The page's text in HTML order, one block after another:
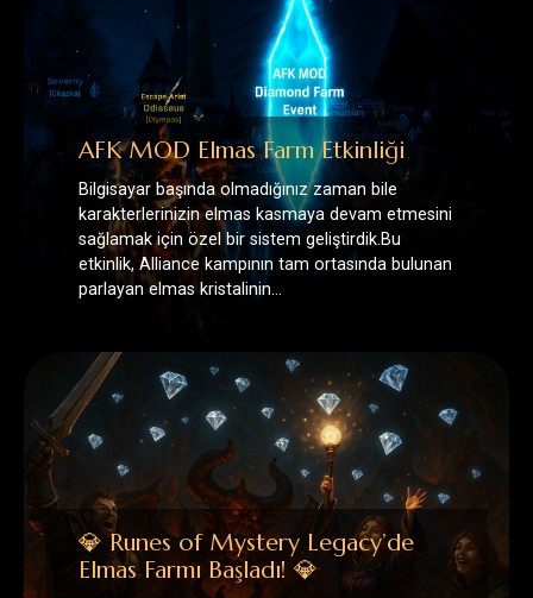
Bilgisayar başında olmadığınız zaman bile
karakterlerinizin elmas kasmaya devam etmesini
sağlamak için özel bir sistem geliştirdik.Bu
etkinlik, Alliance kampının tam ortasında bulunan
parlayan elmas kristalinin…
Elmas Farmı Başladı! 💎
Artık Runes of Mystery Legacy sunucusunda
tüm zindanlarda son boss’u keserek Elmas
(Diamond) kazanabilirsiniz! Zindanlara girin ve
Elmasınızı alın! 💎🔥